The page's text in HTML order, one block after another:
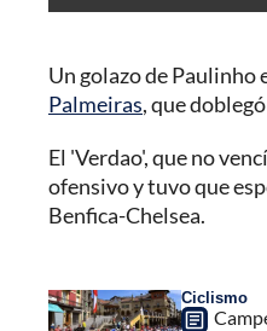
Un golazo de Paulinho
Palmeiras, que
El 'Verdao', que no
ofensivo y tuvo que
Benfica-Chelsea.
Ciclismo